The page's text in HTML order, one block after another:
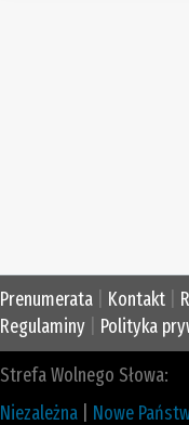
Prenumerata Kontakt
Regulaminy
Polityka
Strefa Wolnego Słowa:
Niezależna
Nowe